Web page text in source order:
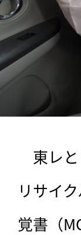
東レと
リサイ
覚書（